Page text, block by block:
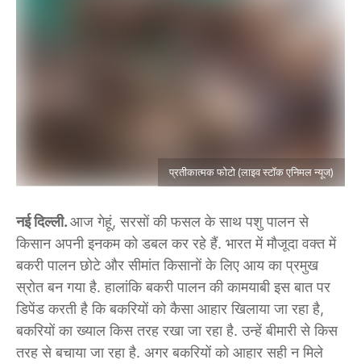
प्रतीकात्मक फोटो (लाइव स्टॉक एनिमल न्यूज)
नई दिल्ली.आज गेहूं, सरसों की फसल के साथ पशु पालन से
किसान अपनी इनकम को डबल कर रहे हैं. भारत में मौजूदा वक्त में
बकरी पालन छोटे और सीमांत किसानों के लिए आय का प्रमुख
स्रोत बन गया है. हालांकि बकरी पालन की कामयाबी इस बात पर
डिपेंड करती है कि बकरियों को कैसा आहार खिलाया जा रहा है,
बकरियों का ख्याल किस तरह रखा जा रहा है. उन्हें बीमारी से किस
तरह से बचाया जा रहा है. अगर बकरियों को आहार सही न मिले